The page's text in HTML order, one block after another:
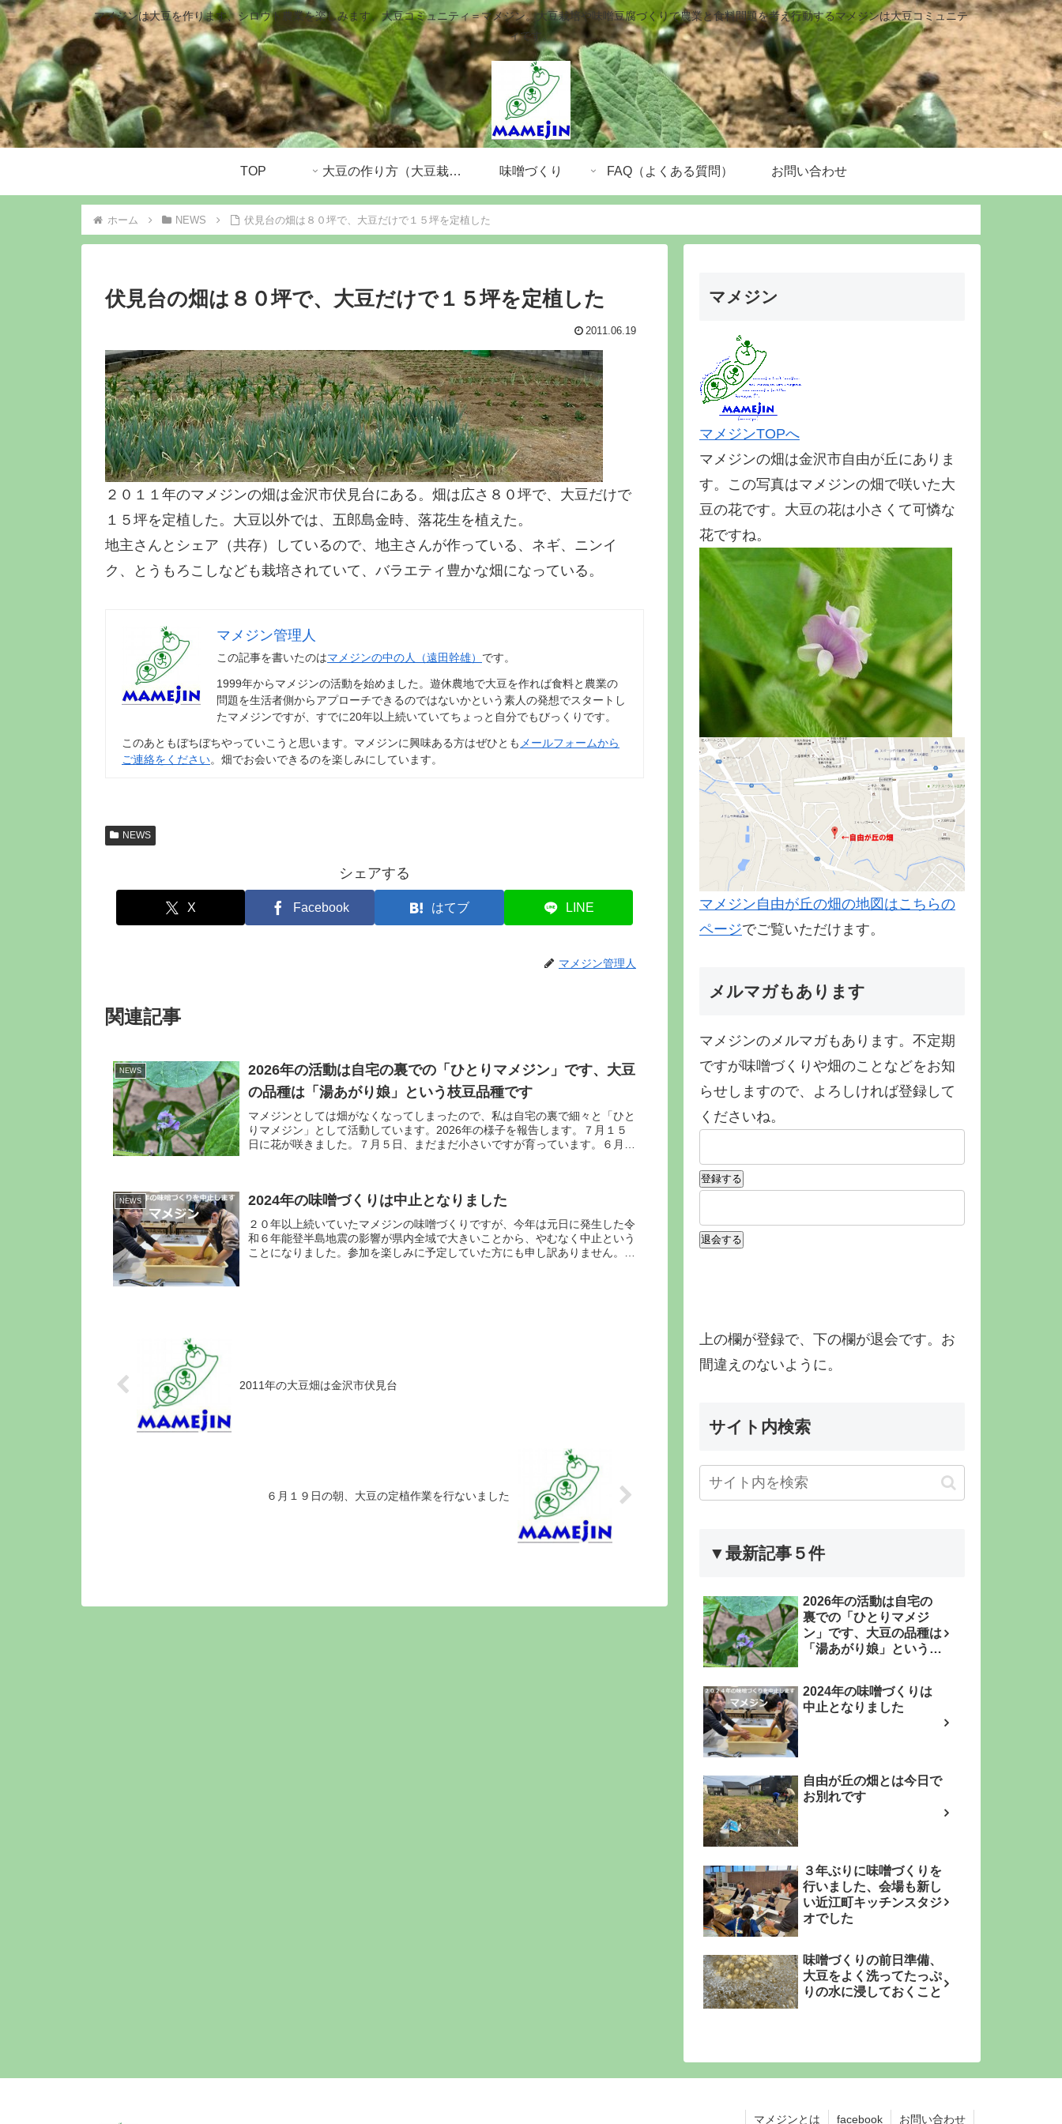
マメジンは大豆を作ります、シロウト農業を楽しみます、大豆コミュニティ＝マメジン。大豆栽培や味噌豆腐づくりで農業と食料問題を考え行動するマメジンは大豆コミュニテ
ィです。
TOP 大豆の作り方（大豆栽培） 味噌づくり FAQ（よくある質問） お問い合わせ
ホーム NEWS 伏見台の畑は８０坪で、大豆だけで１５坪を定植した
伏見台の畑は８０坪で、大豆だけで１５坪を定植した
2011.06.19
２０１１年のマメジンの畑は金沢市伏見台にある。畑は広さ８０坪で、大豆だけで
１５坪を定植した。大豆以外では、五郎島金時、落花生を植えた。
地主さんとシェア（共存）しているので、地主さんが作っている、ネギ、ニンイ
ク、とうもろこしなども栽培されていて、バラエティ豊かな畑になっている。
マメジン管理人
この記事を書いたのはマメジンの中の人（遠田幹雄） です。
1999年からマメジンの活動を始めました。遊休農地で大豆を作れば食料と農業の
問題を生活者側からアプローチできるのではないかという素人の発想でスタートし
たマメジンですが、すでに20年以上続いていてちょっと自分でもびっくりです。
このあともぼちぼちやっていこうと思います。マメジンに興味ある方はぜひとも メールフォームから
ご連絡をください。畑でお会いできるのを楽しみにしています。
NEWS
シェアする
X Facebook はてブ LINE
マメジン管理人
関連記事
NEWS
2026年の活動は自宅の裏での「ひとりマメジン」です、大豆
の品種は「湯あがり娘」という枝豆品種です
マメジンとしては畑がなくなってしまったので、私は自宅の裏で細々と「ひと
りマメジン」として活動しています。2026年の様子を報告します。７月１５
日に花が咲きました。７月５日、まだまだ小さいですが育っています。６月２
NEWS 2024年の味噌づくりは中止となりました
２０年以上続いていたマメジンの味噌づくりですが、今年は元日に発生した令
和６年能登半島地震の影響が県内全域で大きいことから、やむなく中止という
ことになりました。参加を楽しみに予定していた方にも申し訳ありません。会
2011年の大豆畑は金沢市伏見台
６月１９日の朝、大豆の定植作業を行ないました
マメジン
マメジンTOPへ
マメジンの畑は金沢市自由が丘にありま
す。この写真はマメジンの畑で咲いた大
豆の花です。大豆の花は小さくて可憐な
花ですね。
マメジン自由が丘の畑の地図はこちらの
ページでご覧いただけます。
メルマガもあります
マメジンのメルマガもあります。不定期
ですが味噌づくりや畑のことなどをお知
らせしますので、よろしければ登録して
くださいね。
上の欄が登録で、下の欄が退会です。お
間違えのないように。
サイト内検索
▼最新記事５件
2026年の活動は自宅の
裏での「ひとりマメジ
ン」です、大豆の品種は
「湯あがり娘」という枝
2024年の味噌づくりは
中止となりました
自由が丘の畑とは今日で
お別れです
３年ぶりに味噌づくりを
行いました、会場も新し
い近江町キッチンスタジ
オでした
味噌づくりの前日準備、
大豆をよく洗ってたっぷ
りの水に浸しておくこと
マメジンとは facebook お問い合わせ